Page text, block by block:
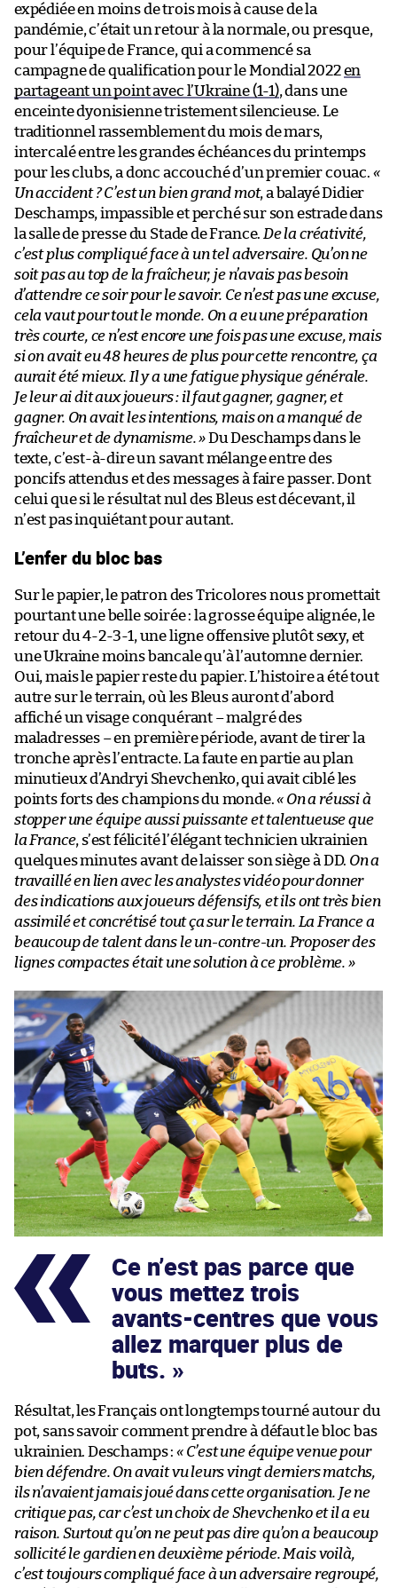
expédiée en moins de trois mois à cause de la
pandémie, c’était un retour à la normale, ou presque,
pour l’équipe de France, qui a commencé sa
campagne de qualification pour le Mondial 2022en
partageant un point avec l’Ukraine (1-1), dans une
enceinte dyonisienne tristement silencieuse. Le
traditionnel rassemblement du mois de mars,
intercalé entre les grandes échéances du printemps
pour les clubs, a donc accouché d’un premier couac. «
Un accident ? C’est un bien grand mot, a balayé Didier
Deschamps, impassible et perché sur son estrade dans
la salle de presse du Stade de France. De la créativité,
c’est plus compliqué face à un tel adversaire. Qu’on ne
soit pas au top de la fraîcheur, je n’avais pas besoin
d’attendre ce soir pour le savoir. Ce n’est pas une excuse,
cela vaut pour tout le monde. On a eu une préparation
très courte, ce n’est encore une fois pas une excuse, mais
si on avait eu 48 heures de plus pour cette rencontre, ça
aurait été mieux. Il y a une fatigue physique générale.
Je leur ai dit aux joueurs : il faut gagner, gagner, et
gagner. On avait les intentions, mais on a manqué de
fraîcheur et de dynamisme. »Du Deschamps dans le
texte, c’est-à-dire un savant mélange entre des
poncifs attendus et des messages à faire passer. Dont
celui que si le résultat nul des Bleus est décevant, il
n’est pas inquiétant pour autant.
L’enfer du bloc bas
Sur le papier, le patron des Tricolores nous promettait
pourtant une belle soirée : la grosse équipe alignée, le
retour du 4-2-3-1, une ligne offensive plutôt sexy, et
une Ukraine moins bancale qu’à l’automne dernier.
Oui, mais le papier reste du papier. L’histoire a été tout
autre sur le terrain, où les Bleus auront d’abord
affiché un visage conquérant – malgré des
maladresses – en première période, avant de tirer la
tronche après l’entracte. La faute en partie au plan
minutieux d’Andryi Shevchenko, qui avait ciblé les
points forts des champions du monde.« On a réussi à
stopper une équipe aussi puissante et talentueuse que
la France, s’est félicité l’élégant technicien ukrainien
quelques minutes avant de laisser son siège à DD. On a
travaillé en lien avec les analystes vidéo pour donner
des indications aux joueurs défensifs, et ils ont très bien
assimilé et concrétisé tout ça sur le terrain. La France a
beaucoup de talent dans le un-contre-un. Proposer des
lignes compactes était une solution à ce problème. »
Ce n’est pas parce que
vous mettez trois
avants-centres que vous
allez marquer plus de
buts.
Résultat, les Français ont longtemps tourné autour du
pot, sans savoir comment prendre à défaut le bloc bas
ukrainien. Deschamps : « C’est une équipe venue pour
bien défendre. On avait vu leurs vingt derniers matchs,
ils n’avaient jamais joué dans cette organisation. Je ne
critique pas, car c’est un choix de Shevchenko et il a eu
raison. Surtout qu’on ne peut pas dire qu’on a beaucoup
sollicité le gardien en deuxième période. Mais voilà,
c’est toujours compliqué face à un adversaire regroupé,